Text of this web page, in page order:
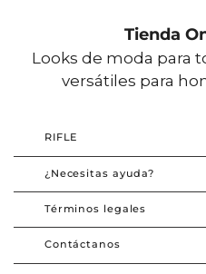
elevar cualquier outfit y consiguen
Por eso, hemos diseñado una nueva
reinterpretamos en diferentes
moda para brindarte diseños frescos
tonalidades como camisas blancas
Camisas modernas para mujer
En Rifle nos inspiramos en los
y el animal print. Tenemos también,
cordones decorativos, borlas,
Tienda
Looks de moda para
versátiles para
RIFLE
¿Necesitas ayuda?
Términos legales
Contáctanos